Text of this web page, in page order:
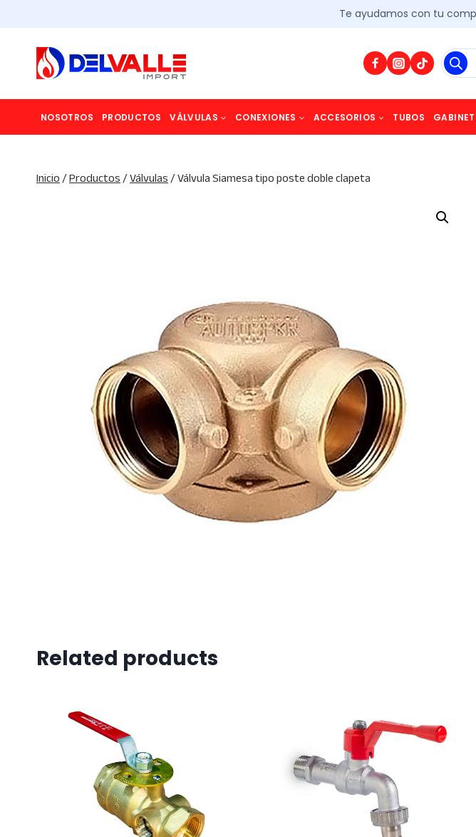
Te ayudamos con tu
de
NOSOTROS PRODUCTOS VÁLVULAS CONEXIONES ACCESORIOS TUBOS
Inicio/Productos/Válvulas/Válvula Siamesa tipo poste doble clapeta
Related products